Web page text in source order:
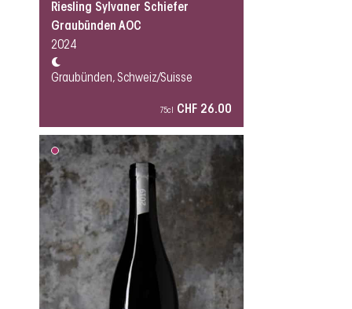
Riesling Sylvaner Schiefer
Graubünden AOC
2024
Graubünden, Schweiz/Suisse
75cl CHF 26.00